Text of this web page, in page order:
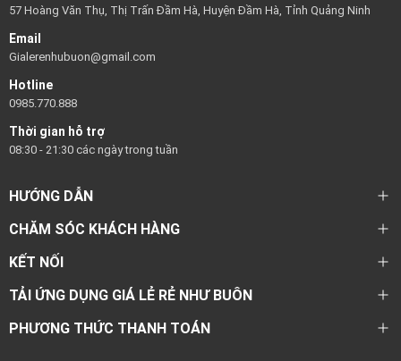
57 Hoàng Văn Thụ, Thị Trấn Đầm Hà, Huyện Đầm Hà, Tỉnh Quảng Ninh
Email
Gialerenhubuon@gmail.com
Hotline
0985.770.888
Thời gian hỗ trợ
08:30 - 21:30 các ngày trong tuần
HƯỚNG DẪN
CHĂM SÓC KHÁCH HÀNG
KẾT NỐI
TẢI ỨNG DỤNG GIÁ LẺ RẺ NHƯ BUÔN
PHƯƠNG THỨC THANH TOÁN